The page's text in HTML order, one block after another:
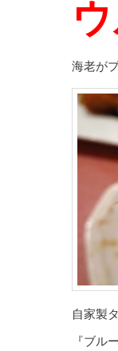
海老が
自家製
『ブ